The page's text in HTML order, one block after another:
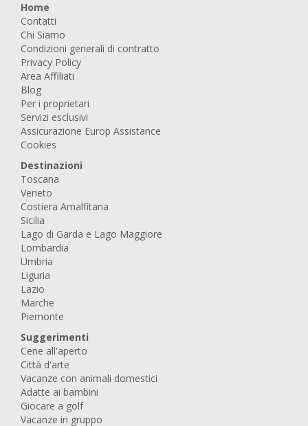
Home
Contatti
Chi Siamo
Condizioni generali di contratto
Privacy Policy
Area Affiliati
Blog
Per i proprietari
Servizi esclusivi
Assicurazione Europ Assistance
Cookies
Destinazioni
Toscana
Veneto
Costiera Amalfitana
Sicilia
Lago di Garda e Lago Maggiore
Lombardia
Umbria
Liguria
Lazio
Marche
Piemonte
Suggerimenti
Cene all'aperto
Città d'arte
Vacanze con animali domestici
Adatte ai bambini
Giocare a golf
Vacanze in gruppo